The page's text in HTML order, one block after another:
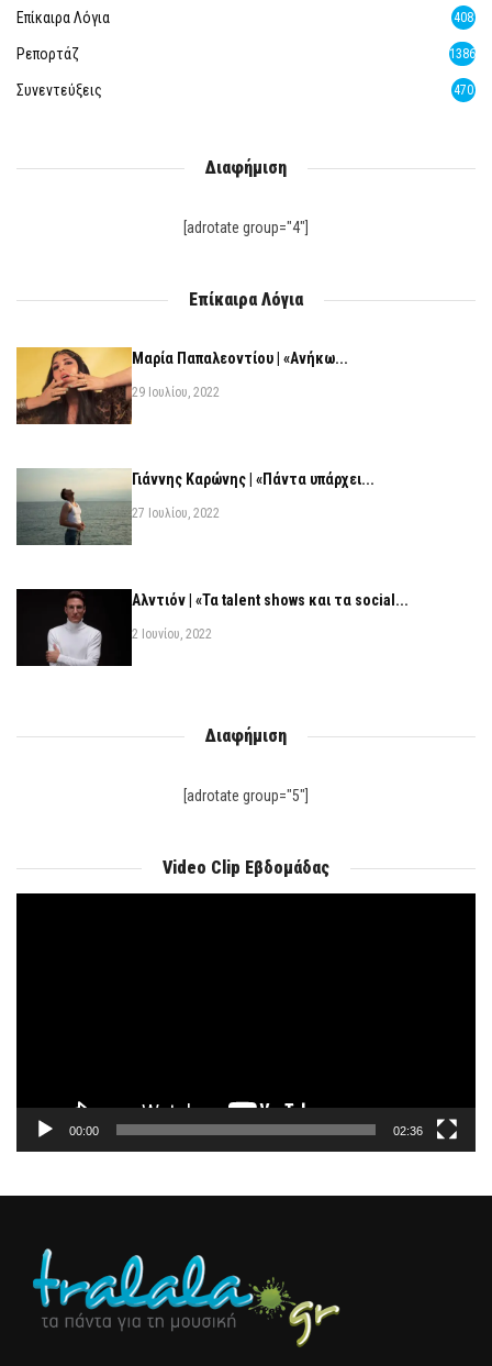
Επίκαιρα Λόγια 408
Ρεπορτάζ 1386
Συνεντεύξεις 470
Διαφήμιση
[adrotate group="4"]
Επίκαιρα Λόγια
Μαρία Παπαλεοντίου | «Ανήκω...
29 Ιουλίου, 2022
Γιάννης Καρώνης | «Πάντα υπάρχει...
27 Ιουλίου, 2022
Αλντιόν | «Τα talent shows και τα social...
2 Ιουνίου, 2022
Διαφήμιση
[adrotate group="5"]
Video Clip Εβδομάδας
00:00 02:36